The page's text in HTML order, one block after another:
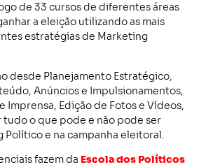
de 33 cursos de diferentes áreas
a eleição utilizando as mais
estratégias de Marketing
desde Planejamento Estratégico,
Anúncios e Impulsionamentos,
Imprensa, Edição de Fotos e Vídeos,
o que pode e não pode ser
Político e na campanha eleitoral.
fazem da Escola dos Políticos